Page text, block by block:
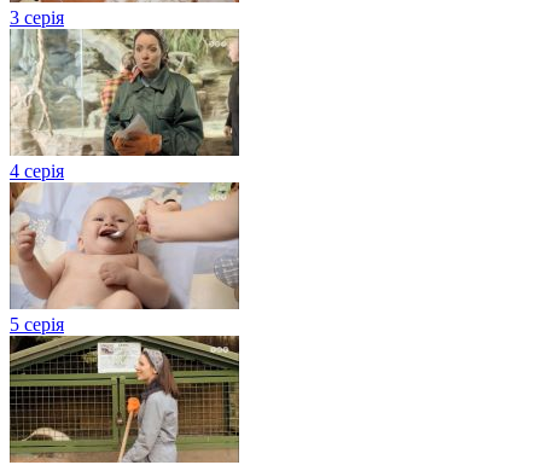
3 серія
4 серія
5 серія